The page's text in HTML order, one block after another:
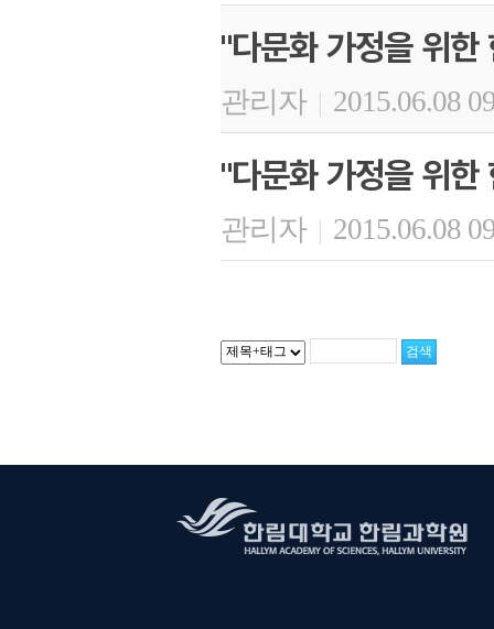
"다문화 가정을 위
관리자 | 2015.06.08
"다문화 가정을 위
관리자 | 2015.06.08